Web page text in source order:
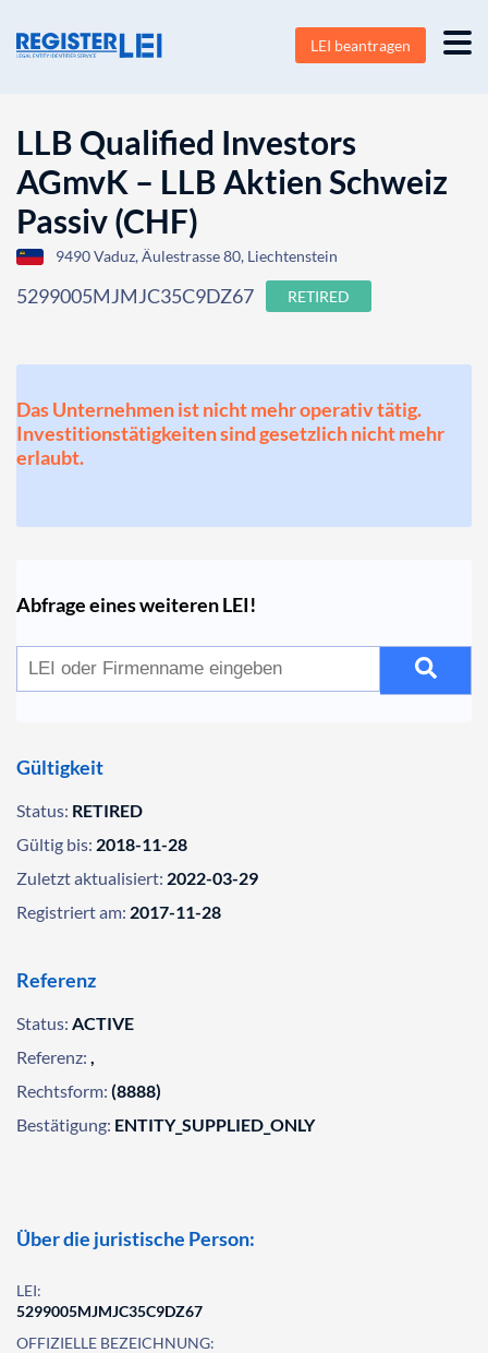
LEI beantragen
LLB Qualified Investors
AGmvK – LLB Aktien Schweiz
Passiv (CHF)
9490 Vaduz, Äulestrasse 80, Liechtenstein
5299005MJMJC35C9DZ67 RETIRED
Das Unternehmen ist nicht mehr operativ tätig.
Investitionstätigkeiten sind gesetzlich nicht mehr
erlaubt.
Abfrage eines weiteren LEI!
Gültigkeit
Status: RETIRED
Gültig bis: 2018-11-28
Zuletzt aktualisiert: 2022-03-29
Registriert am: 2017-11-28
Referenz
Status: ACTIVE
Referenz: ,
Rechtsform: (8888)
Bestätigung: ENTITY_SUPPLIED_ONLY
Über die juristische Person:
LEI:
5299005MJMJC35C9DZ67
OFFIZIELLE BEZEICHNUNG: